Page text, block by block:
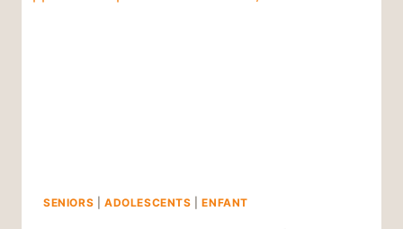
SENIORS ADOLESCENTS |ENFANT